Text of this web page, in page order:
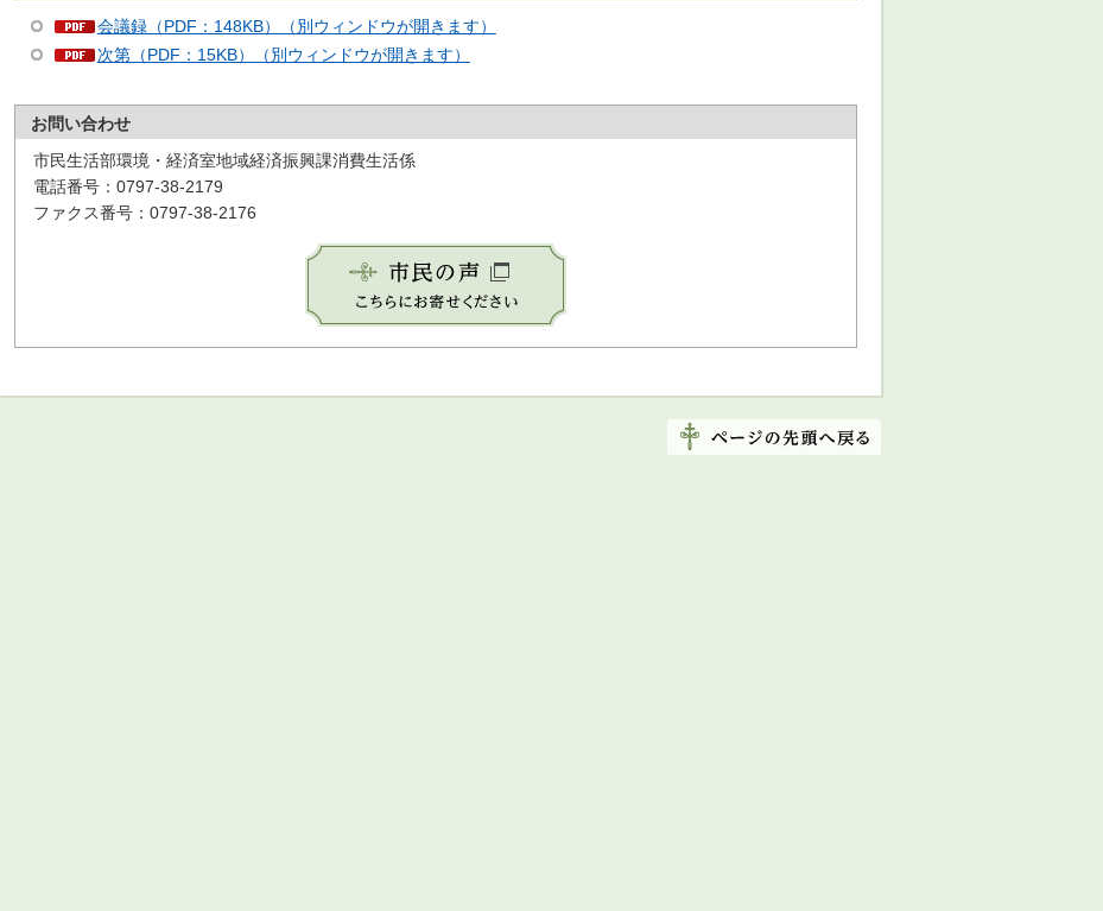
会議録（PDF：148KB）（別ウィンドウが開きます）
次第（PDF：15KB）（別ウィンドウが開きます）
お問い合わせ
市民生活部環境・経済室地域経済振興課消費生活係
電話番号：0797-38-2179
ファクス番号：0797-38-2176